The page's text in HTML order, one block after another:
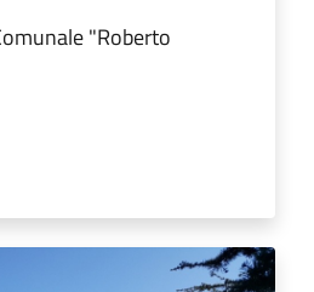
"Roberto